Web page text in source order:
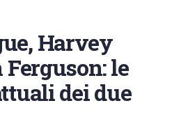
Harvey
le
dei due